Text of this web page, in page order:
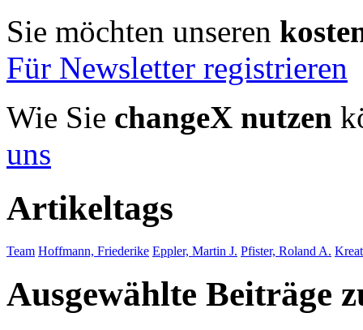
Sie möchten unseren
Für Newsletter registrieren
Wie Sie changeX nutzen
uns
Artikeltags
Team Hoffmann, Friederike Eppler, Martin J. Pfister, Roland A.
Ausgewählte Beiträge